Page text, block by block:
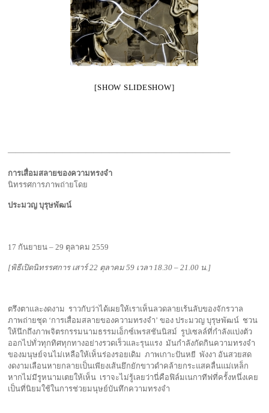
[SHOW SLIDESHOW]
————————————————————————————–
การเสื่อมสลายของความทรงจำ
นิทรรศการภาพถ่ายโดย
ประมวญ บุรุษพัฒน์
17 กันยายน – 29 ตุลาคม 2559
[พิธีเปิดนิทรรศการ เสาร์ 22 ตุลาคม 59 เวลา 18.30 – 21.00 น.]
ตรึงตาและงดงาม ราวกับว่าได้เผยให้เราเห็นลวดลายเร้นลับของจักรวาล
ภาพถ่ายชุด ‘การเสื่อมสลายของความทรงจำ’ ของ ประมวญ บุรุษพัฒน์ ชวน
ให้นึกถึงภาพจิตรกรรมนามธรรมเอ็กซ์เพรสชันนิสม์ รูปเซลล์ที่กำลังแบ่งตัว
ออกไปทั่วทุกทิศทุกทางอย่างรวดเร็วและรุนแรง มันกำลังกัดกินความทรงจำ
ของมนุษย์จนไม่เหลือให้เห็นร่องรอยเดิม ภาพเกาะปันหยี พังงา อันสวยสด
งดงามเลือนหายกลายเป็นเพียงเส้นยึกยักขาวดำคล้ายกระแสคลื่นแม่เหล็ก
หากไม่มีรูหนามเตยให้เห็น เราจะไม่รู้เลยว่านี่คือฟิล์มเนกาทีฟที่ครั้งหนึ่งเคย
เป็นที่นิยมใช้ในการช่วยมนุษย์บันทึกความทรงจำ